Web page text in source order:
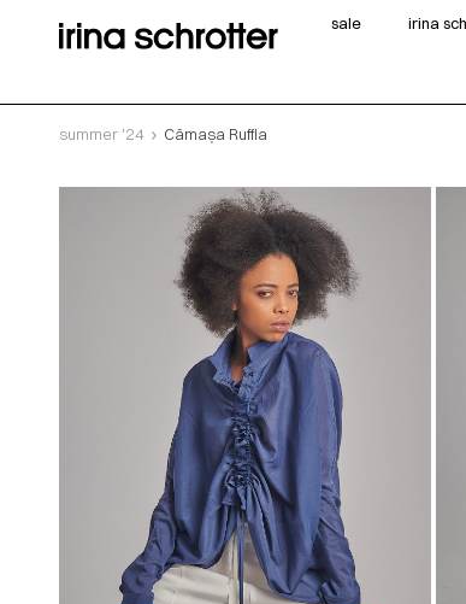
sale irina
summer '24 Cămașa Ruffia